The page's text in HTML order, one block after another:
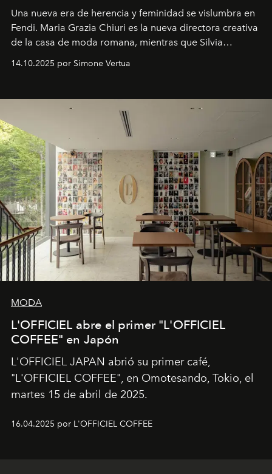
Una nueva era de herencia y feminidad se vislumbra en
Fendi. Maria Grazia Chiuri es la nueva directora creativa
de la casa de moda romana, mientras que Silvia
14.10.2025 por Simone Vertua
MODA
L'OFFICIEL abre el primer "L'OFFICIEL
COFFEE" en Japón
L'OFFICIEL JAPAN abrió su primer café,
"L'OFFICIEL COFFEE", en Omotesando, Tokio, el
martes 15 de abril de 2025.
16.04.2025 por L'OFFICIEL COFFEE